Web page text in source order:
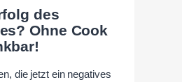
des
Ohne Cook
die jetzt ein negatives